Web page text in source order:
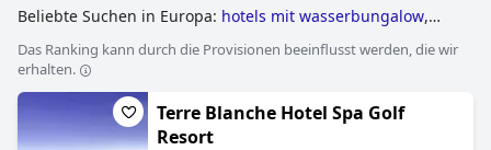
Beliebte Suchen in Europa: hotels mit wasserbungalow,
mit privatpool,golfhotels ,erwachsenenhotels,
baumhaushotels
luxushotels,yoga hotels
romantische hotels,casinohotels,spukhotels,hotels direkt
am strandandfamilienhotels
Das Ranking kann durch die Provisionen beeinflusst werden, die wir
erhalten.
Terre Blanche Hotel Spa Golf
Resort